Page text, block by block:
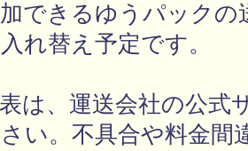
できるゆうパックの
れ替え予定です。
は、運送会社の公式
さい。不具合や料金間